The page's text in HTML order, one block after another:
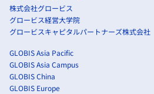
株式会社グロービス
グロービス経営大学院
グロービスキャピタルパートナーズ株式会社
GLOBIS Asia Pacific
GLOBIS Asia Campus
GLOBIS China
GLOBIS Europe